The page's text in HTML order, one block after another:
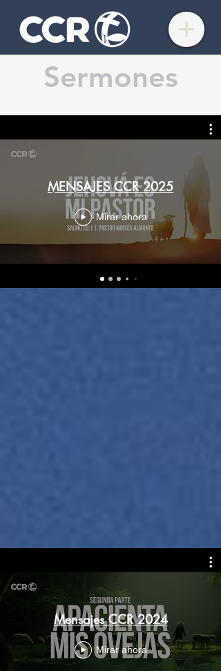
Sermones
MENSAJES CCR 2025
Mirar ahora
Mensajes CCR 2024
Mirar ahora